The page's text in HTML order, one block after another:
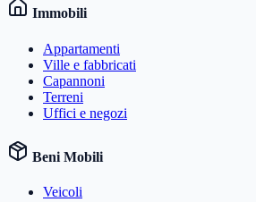
Immobili
Appartamenti
Ville e fabbricati
Capannoni
Terreni
Uffici e negozi
Beni Mobili
Veicoli